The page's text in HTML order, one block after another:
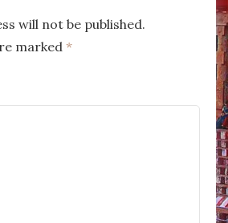
will not be published.
marked *